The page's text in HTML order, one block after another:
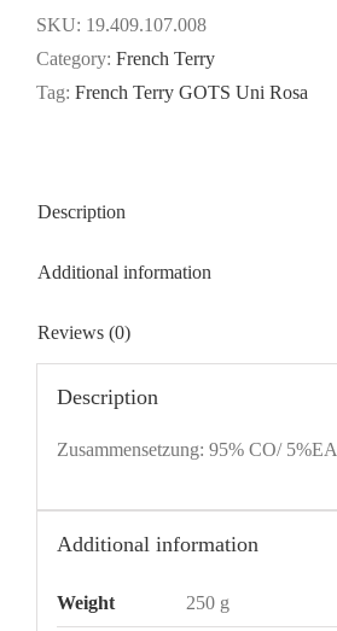
Uni
-
ROSA
SKU: 19.409.107.008
Category: French Terry
Tag: French Terry GOTS Uni Rosa
Description
Additional information
Reviews (0)
Description
Zusammensetzung: 95% CO/ 5%EA
Additional information
Weight 250 g